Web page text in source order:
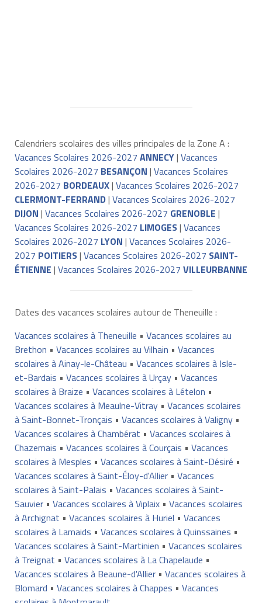
Calendriers scolaires des villes principales de la Zone A :
Vacances Scolaires 2026-2027 ANNECY| Vacances
Scolaires 2026-2027 BESANÇON | Vacances Scolaires
2026-2027 BORDEAUX| Vacances Scolaires 2026-2027
CLERMONT-FERRAND| Vacances Scolaires 2026-2027
DIJON | Vacances Scolaires 2026-2027 GRENOBLE |
Vacances Scolaires 2026-2027 LIMOGES| Vacances
Scolaires 2026-2027 LYON | Vacances Scolaires 2026-
2027 POITIERS| Vacances Scolaires 2026-2027 SAINT-
ÉTIENNE | Vacances Scolaires 2026-2027 VILLEURBANNE
Dates des vacances scolaires autour de Theneuille :
Vacances scolaires à Theneuille • Vacances scolaires au
Brethon • Vacances scolaires au Vilhain • Vacances
scolaires à Ainay-le-Château • Vacances scolaires à Isle-
et-Bardais • Vacances scolaires à Urçay• Vacances
scolaires à Braize • Vacances scolaires à Lételon •
Vacances scolaires à Meaulne-Vitray• Vacances scolaires
à Saint-Bonnet-Tronçais • Vacances scolaires à Valigny•
Vacances scolaires à Chambérat • Vacances scolaires à
Chazemais • Vacances scolaires à Courçais • Vacances
scolaires à Mesples • Vacances scolaires à Saint-Désiré •
Vacances scolaires à Saint-Éloy-d'Allier• Vacances
scolaires à Saint-Palais • Vacances scolaires à Saint-
Sauvier• Vacances scolaires à Viplaix• Vacances scolaires
à Archignat • Vacances scolaires à Huriel • Vacances
scolaires à Lamaids • Vacances scolaires à Quinssaines •
Vacances scolaires à Saint-Martinien • Vacances scolaires
à Treignat • Vacances scolaires à La Chapelaude •
Vacances scolaires à Beaune-d'Allier• Vacances scolaires à
Blomard • Vacances scolaires à Chappes • Vacances